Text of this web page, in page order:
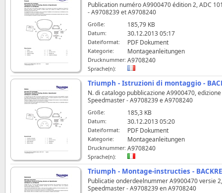
Publication numéro A9900470 édition 2, ADC
- A9708239 et A9708240
Größe: 185,79 KB
Datum: 30.12.2013 05:17
Dateiformat: PDF Dokument
Kategorie: Montageanleitungen
Drucknummer: A9708240
Sprache(n):
Triumph - Istruzioni di montaggio -
N. di catalogo pubblicazione A9900470,
Speedmaster - A9708239 e A9708240
Größe: 185,3 KB
Datum: 30.12.2013 05:20
Dateiformat: PDF Dokument
Kategorie: Montageanleitungen
Drucknummer: A9708240
Sprache(n):
Triumph - Montage-instructies -
Publicatie onderdeelnummer A9900470 versie
Speedmaster - A9708239 en A9708240